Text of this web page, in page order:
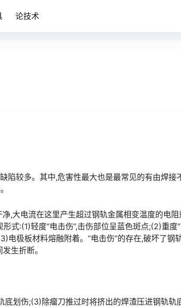
论技术
陷较多。其中,危害性最大也是最常见的有由焊接
,大电流在这里产生超过钢轨金属相变温度的电阻
式:(1)轻度“电击伤”,击伤部位呈蓝色斑点;(2)重度
电极板材料熔融附着。“电击伤”的存在,破坏了钢
生折断。󠅅󠅃󠄵󠅂󠄪󠇖󠆨󠆨󠇕󠆞󠆒󠅬󠇘󠆭󠆘󠇙󠆝󠅵󠇗󠆭󠆁󠄐󠇗󠅹󠅸󠇖󠆍󠅳󠇖󠅹󠅰󠇖󠆌󠅹
划伤;(3)除瘤刀推过时将挤出的焊渣压进钢轨轨